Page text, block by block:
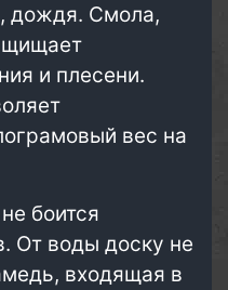
дождя. Смола,
и плесени.
вес на
боится
От воды доску не
входящая в